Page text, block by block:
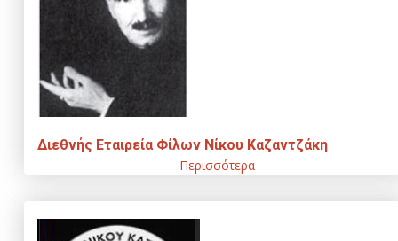
Διεθνής Εταιρεία Φίλων Νίκου Καζαντζάκη
Περισσότερα